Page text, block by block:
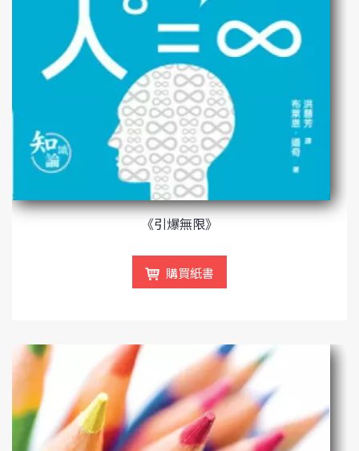
《引爆無限》
購買紙書